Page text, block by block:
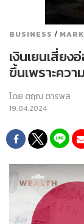
BUSINESS /
เงินเยนเสี่ย
ขึ้นเพราะคว
โดย ตฤณ ตารพล
19.04.2024